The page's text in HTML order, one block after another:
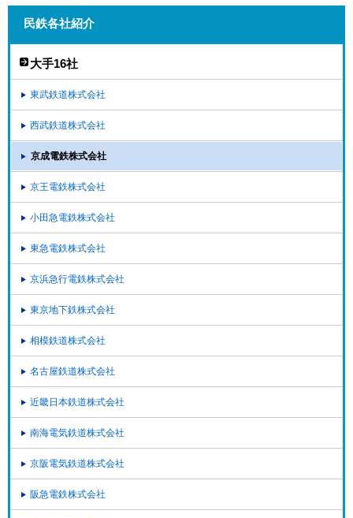
民鉄各社紹介
大手16社
東武鉄道株式会社
西武鉄道株式会社
京成電鉄株式会社
京王電鉄株式会社
小田急電鉄株式会社
東急電鉄株式会社
京浜急行電鉄株式会社
東京地下鉄株式会社
相模鉄道株式会社
名古屋鉄道株式会社
近畿日本鉄道株式会社
南海電気鉄道株式会社
京阪電気鉄道株式会社
阪急電鉄株式会社